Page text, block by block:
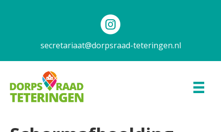
secretariaat@dorpsraad-teteringen.nl